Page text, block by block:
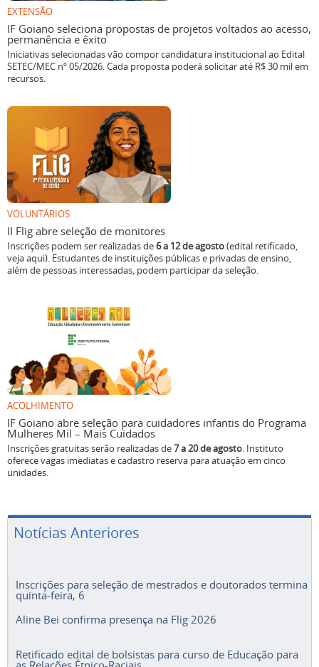
EXTENSÃO
IF Goiano seleciona propostas de projetos voltados ao acesso,
permanência e êxito
Iniciativas selecionadas vão compor candidatura institucional ao Edital
SETEC/MEC nº 05/2026. Cada proposta poderá solicitar até R$ 30 mil em
recursos.
VOLUNTÁRIOS
II Flig abre seleção de monitores
Inscrições podem ser realizadas de6 a 12 de agosto(edital retificado,
veja aqui). Estudantes de instituições públicas e privadas de ensino,
além de pessoas interessadas, podem participar da seleção.
ACOLHIMENTO
IF Goiano abre seleção para cuidadores infantis do Programa
Mulheres Mil – Mais Cuidados
Inscrições gratuitas serão realizadas de7 a 20 de agosto. Instituto
oferece vagas imediatas e cadastro reserva para atuação em cinco
unidades.
Notícias Anteriores
Inscrições para seleção de mestrados e doutorados termina
quinta-feira, 6
Aline Bei confirma presença na Flig 2026
Retificado edital de bolsistas para curso de Educação para